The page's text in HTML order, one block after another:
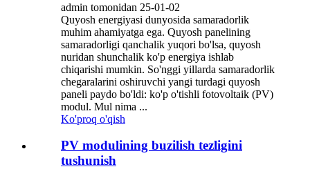
admin tomonidan 25-01-02
Quyosh energiyasi dunyosida samaradorlik
muhim ahamiyatga ega. Quyosh panelining
samaradorligi qanchalik yuqori bo'lsa, quyosh
nuridan shunchalik ko'p energiya ishlab
chiqarishi mumkin. So'nggi yillarda samaradorlik
chegaralarini oshiruvchi yangi turdagi quyosh
paneli paydo bo'ldi: ko'p o'tishli fotovoltaik (PV)
modul. Mul nima ...
Ko'proq o'qish
PV modulining buzilish tezligini
tushunish